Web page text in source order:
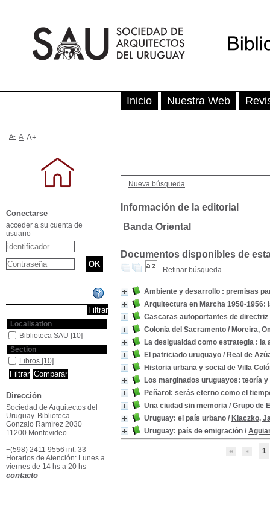
Nueva búsqueda
Información de la editorial
Banda Oriental
Documentos disponibles de
Refinar búsqueda
Ambiente y desarrollo : premisas
Arquitectura en Marcha 1950-
Cascaras autoportantes de
Colonia del Sacramento / Moreira,
La desigualdad como estrategia :
El patriciado uruguayo / Real de
Historia urbana y social de Villa
Los marginados uruguayos: teoría y
Peñarol: serás eterno como el
Una ciudad sin memoria / Grupo de
Uruguay: el país urbano / Klaczko,
Uruguay: país de emigración /
1
Inicio Nuestra Web
A- A A+
Conectarse
acceder a su cuenta de
usuario
Localisation
Biblioteca SAU [10]
Section
Libros [10]
Dirección
Sociedad de Arquitectos del
Uruguay. Biblioteca
Gonzalo Ramírez 2030
11200 Montevideo
+(598) 2411 9556 int. 33
Horarios de Atención: Lunes a
viernes de 14 hs a 20 hs
contacto